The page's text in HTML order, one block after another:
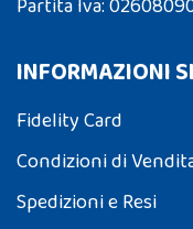
Partita Iva:
INFORMAZIONI
Fidelity Card
Condizioni di
Spedizioni e Resi